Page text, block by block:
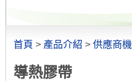
首頁 > 產品介紹 > 供應商機
導熱膠帶